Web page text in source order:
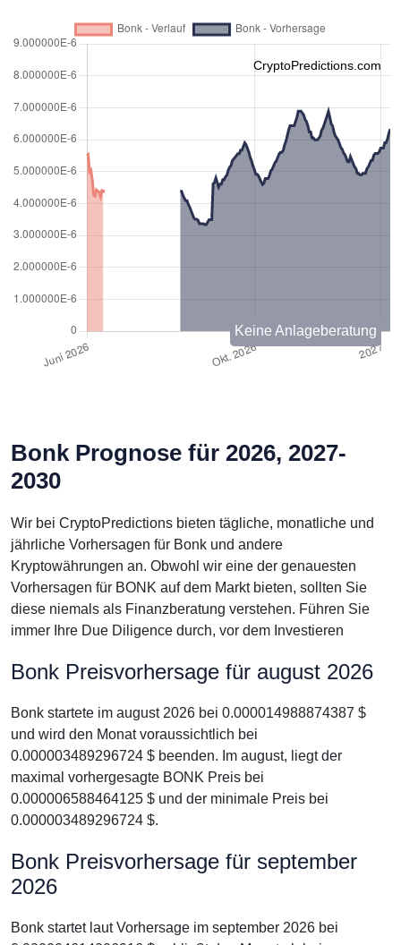
CryptoPredictions.com
Keine Anlageberatung
Bonk Prognose für 2026, 2027-
2030
Wir bei CryptoPredictions bieten tägliche, monatliche und
jährliche Vorhersagen für Bonk und andere
Kryptowährungen an. Obwohl wir eine der genauesten
Vorhersagen für BONK auf dem Markt bieten, sollten Sie
diese niemals als Finanzberatung verstehen. Führen Sie
immer Ihre Due Diligence durch, vor dem Investieren
Bonk Preisvorhersage für august 2026
Bonk startete im august 2026 bei 0.000014988874387 $
und wird den Monat voraussichtlich bei
0.000003489296724 $ beenden. Im august, liegt der
maximal vorhergesagte BONK Preis bei
0.000006588464125 $ und der minimale Preis bei
0.000003489296724 $.
Bonk Preisvorhersage für september
2026
Bonk startet laut Vorhersage im september 2026 bei